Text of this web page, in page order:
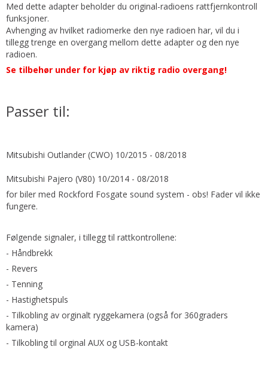
Med dette adapter beholder du original-radioens rattfjernkontroll
funksjoner.
Avhenging av hvilket radiomerke den nye radioen har, vil du i
tillegg trenge en overgang mellom dette adapter og den nye
radioen.
Se tilbehør under for kjøp av riktig radio overgang!
Passer til:
Mitsubishi Outlander (CWO) 10/2015 - 08/2018
Mitsubishi Pajero (V80) 10/2014 - 08/2018
for biler med Rockford Fosgate sound system - obs! Fader vil ikke
fungere.
Følgende signaler, i tillegg til rattkontrollene:
- Håndbrekk
- Revers
- Tenning
- Hastighetspuls
- Tilkobling av orginalt ryggekamera (også for 360graders
kamera)
- Tilkobling til orginal AUX og USB-kontakt